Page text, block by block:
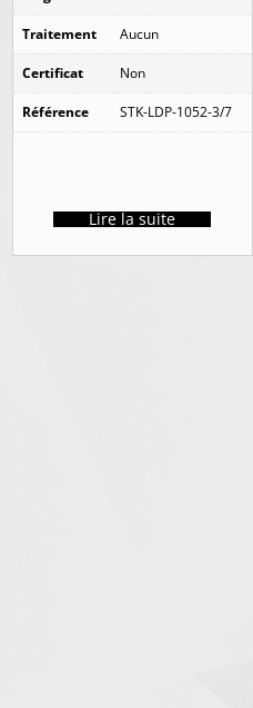
Traitement Aucun
Certificat Non
Référence STK-LDP-1052-3/7
Lire la suite